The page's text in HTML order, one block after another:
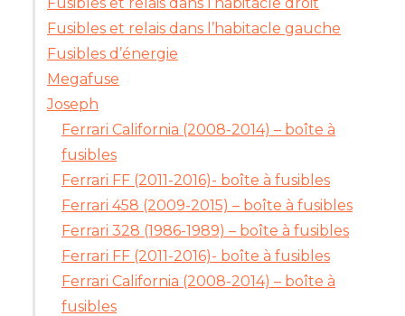
Fusibles et relais dans l’habitacle gauche
Fusibles d’énergie
Megafuse
Joseph
Ferrari California (2008-2014) – boîte à
fusibles
Ferrari FF (2011-2016)- boîte à fusibles
Ferrari 458 (2009-2015) – boîte à fusibles
Ferrari 328 (1986-1989) – boîte à fusibles
Ferrari FF (2011-2016)- boîte à fusibles
Ferrari California (2008-2014) – boîte à
fusibles